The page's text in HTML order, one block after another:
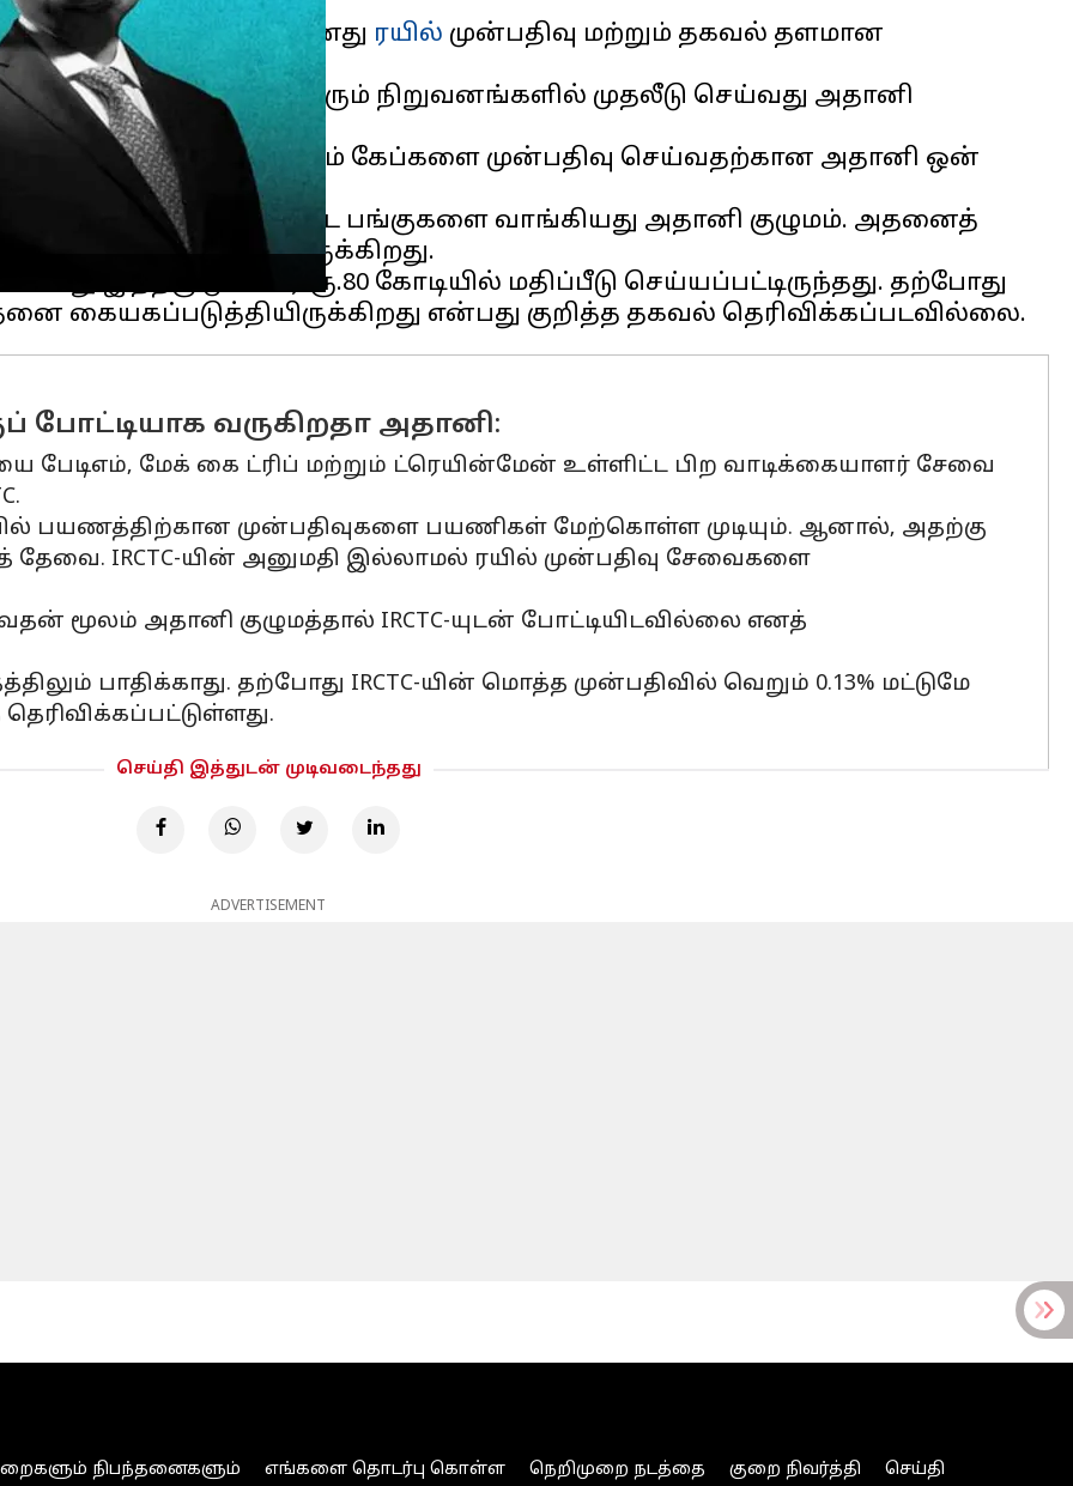
லேப்ஸ் நிறுவனமானது ரயில் முன்பதிவு மற்றும் தகவல் தளமான
சேவைகளை வழங்கிவரும் நிறுவனங்களில் முதலீடு செய்வது அதானி
டிக்கெட்டுக்கள் மற்றும் கேப்களை முன்பதிவு செய்வதற்கான அதானி ஒன்
குறிப்பிட்ட பங்குகளை வாங்கியது அதானி குழுமம். அதனைத்
கையக்கப்படுத்தியிருக்கிறது.
இதற்கு முன்னர் ரூ.80 கோடியில் மதிப்பீடு செய்யப்பட்டிருந்தது. தற்போது
போட்டியாக வருகிறதா அதானி:
பேடிஎம், மேக் கை ட்ரிப் மற்றும் ட்ரெயின்மேன் உள்ளிட்ட பிற வாடிக்கையாளர் சேவை
பயணத்திற்கான முன்பதிவுகளை பயணிகள் மேற்கொள்ள முடியும். ஆனால், அதற்கு
தேவை. IRCTC-யின் அனுமதி இல்லாமல் ரயில் முன்பதிவு சேவைகளை
மூலம் அதானி குழுமத்தால் IRCTC-யுடன் போட்டியிடவில்லை எனத்
பாதிக்காது. தற்போது IRCTC-யின் மொத்த முன்பதிவில் வெறும் 0.13% மட்டுமே
செய்தி இத்துடன் முடிவடைந்தது
ADVERTISEMENT
நிபந்தனைகளும் எங்களை தொடர்பு கொள்ள நெறிமுறை நடத்தை குறை நிவர்த்தி செய்தி